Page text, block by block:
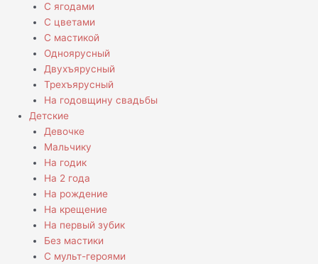
С ягодами
С цветами
С мастикой
Одноярусный
Двухъярусный
Трехъярусный
На годовщину свадьбы
Детские
Девочке
Мальчику
На годик
На 2 года
На рождение
На крещение
На первый зубик
Без мастики
С мульт-героями